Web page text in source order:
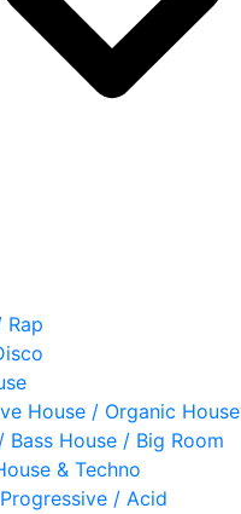
Rap
House / Organic House
Bass House / Big Room
& Techno
/ Acid